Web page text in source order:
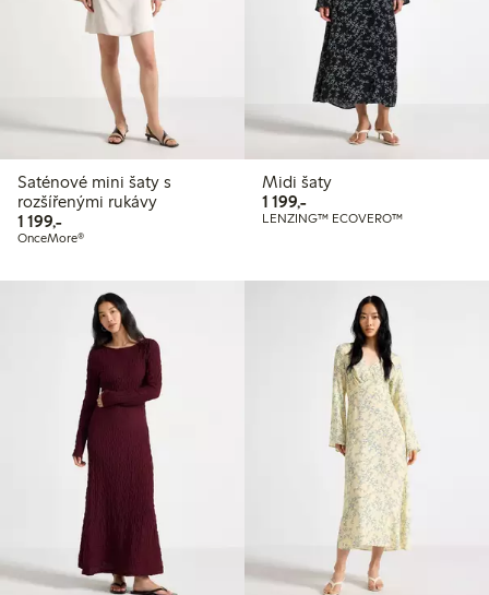
Saténové mini šaty s
rozšířenými rukávy
1 199,-1 199,00 Kč
OnceMore®
Midi šaty
1 199,-1 199,00 Kč
LENZING™ ECOVERO™